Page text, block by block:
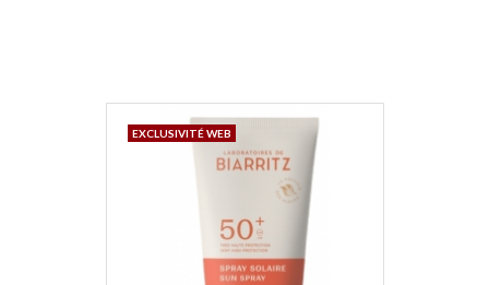
EXCLUSIVITÉ WEB